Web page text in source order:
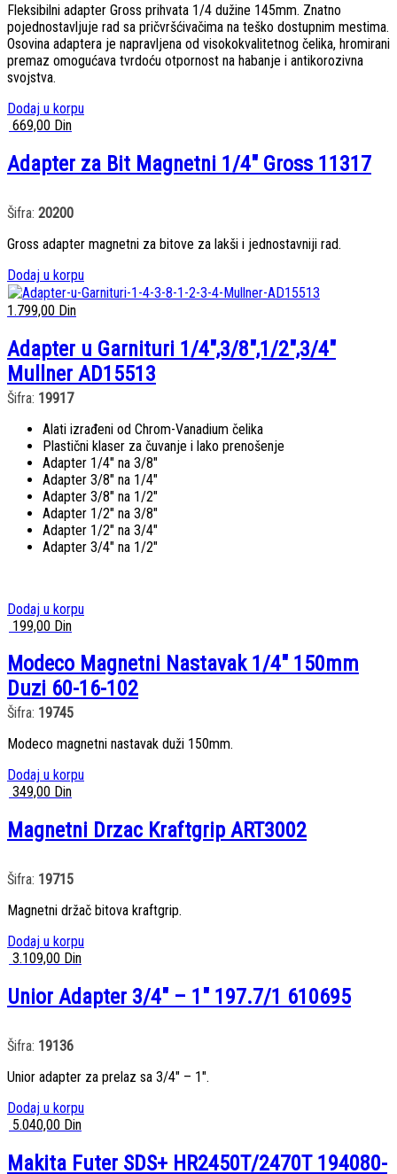
Fleksibilni adapter Gross prihvata 1/4 dužine 145mm. Znatno
pojednostavljuje rad sa pričvršćivačima na teško dostupnim mestima.
Osovina adaptera je napravljena od visokokvalitetnog čelika, hromirani
premaz omogućava tvrdoću otpornost na habanje i antikorozivna
svojstva.
Dodaj u korpu
669,00 Din
Adapter za Bit Magnetni 1/4″ Gross 11317
Šifra: 20200
Gross adapter magnetni za bitove za lakši i jednostavniji rad.
Dodaj u korpu
1.799,00 Din
Adapter u Garnituri 1/4″,3/8″,1/2″,3/4″
Mullner AD15513
Šifra: 19917
Alati izrađeni od Chrom-Vanadium čelika
Plastični klaser za čuvanje i lako prenošenje
Adapter 1/4″ na 3/8″
Adapter 3/8″ na 1/4″
Adapter 3/8″ na 1/2″
Adapter 1/2″ na 3/8″
Adapter 1/2″ na 3/4″
Adapter 3/4″ na 1/2″
Dodaj u korpu
199,00 Din
Modeco Magnetni Nastavak 1/4″ 150mm
Duzi 60-16-102
Šifra: 19745
Modeco magnetni nastavak duži 150mm.
Dodaj u korpu
349,00 Din
Magnetni Drzac Kraftgrip ART3002
Šifra: 19715
Magnetni držač bitova kraftgrip.
Dodaj u korpu
3.109,00 Din
Unior Adapter 3/4″ – 1″ 197.7/1 610695
Šifra: 19136
Unior adapter za prelaz sa 3/4″ – 1″.
Dodaj u korpu
5.040,00 Din
Makita Futer SDS+ HR2450T/2470T 194080-